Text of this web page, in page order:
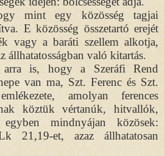
mint egy közösség tagjai
E közösség összetartó erejét
vagy a baráti szellem alkotja,
állhatatosságban való kitartás.
arra is, hogy a Szeráfi Rend
van ma, Szt. Ferenc és Szt.
amolyan ferences
köztük vértanúk, hitvallók,
mindnyájan közösek:
21,19-et, azaz állhatatosan